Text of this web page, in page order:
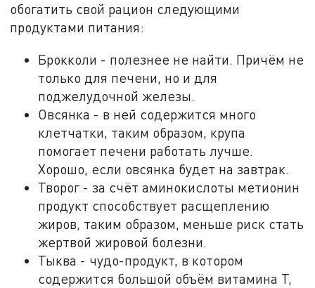
обогатить свой рацион следующими
продуктами питания:
Брокколи - полезнее не найти. Причём не
только для печени, но и для
поджелудочной железы.
Овсянка - в ней содержится много
клетчатки, таким образом, крупа
помогает печени работать лучше.
Хорошо, если овсянка будет на завтрак.
Творог - за счёт аминокислоты метионин
продукт способствует расщеплению
жиров, таким образом, меньше риск стать
жертвой жировой болезни.
Тыква - чудо-продукт, в котором
содержится большой объём витамина Т,